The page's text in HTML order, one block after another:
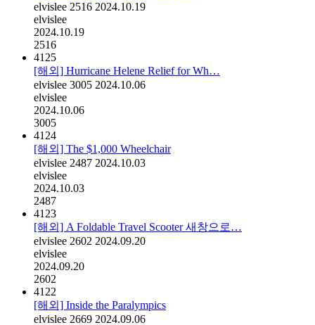
elvislee 2516 2024.10.19
elvislee
2024.10.19
2516
4125
[해외] Hurricane Helene Relief for Wh…
elvislee 3005 2024.10.06
elvislee
2024.10.06
3005
4124
[해외] The $1,000 Wheelchair
elvislee 2487 2024.10.03
elvislee
2024.10.03
2487
4123
[해외] A Foldable Travel Scooter 새창으로…
elvislee 2602 2024.09.20
elvislee
2024.09.20
2602
4122
[해외] Inside the Paralympics
elvislee 2669 2024.09.06